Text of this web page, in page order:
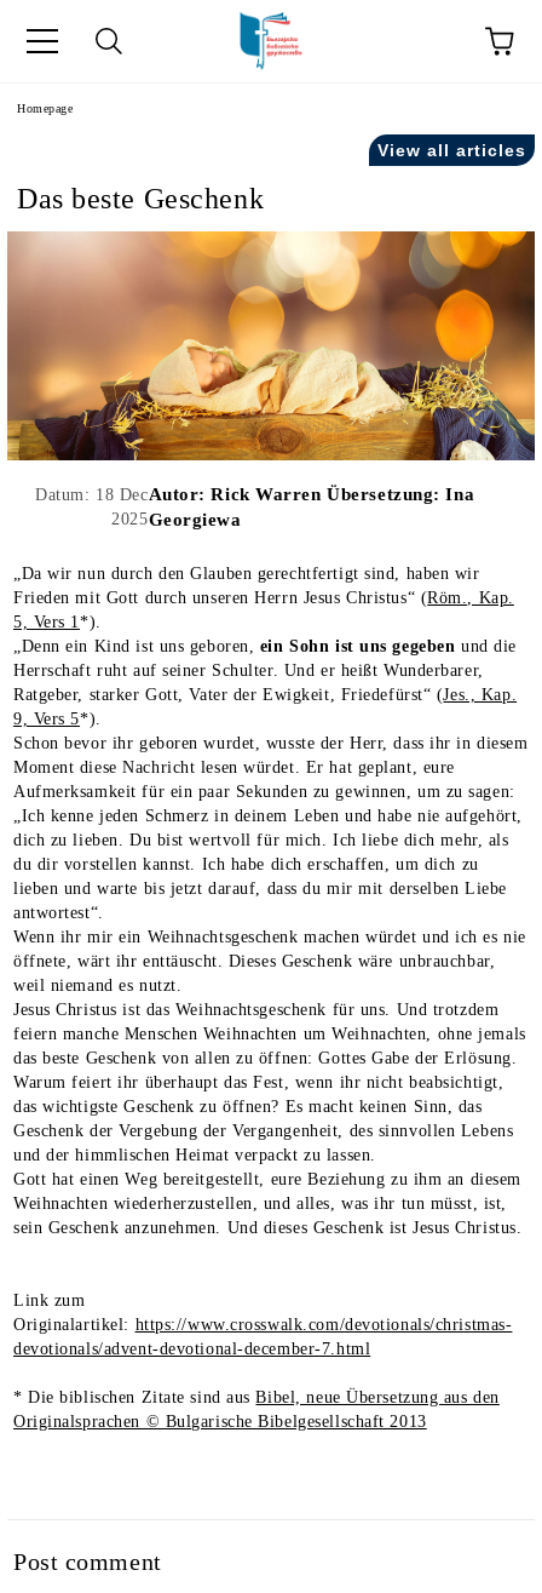
Homepage
View all articles
Das beste Geschenk
Datum: 18 Dec
2025
Autor: Rick Warren Übersetzung: Ina
Georgiewa
„Da wir nun durch den Glauben gerechtfertigt sind, haben wir
Frieden mit Gott durch unseren Herrn Jesus Christus“ (Röm., Kap.
5, Vers 1*).
„Denn ein Kind ist uns geboren, ein Sohn ist uns gegeben und die
Herrschaft ruht auf seiner Schulter. Und er heißt Wunderbarer,
Ratgeber, starker Gott, Vater der Ewigkeit, Friedefürst“ (Jes., Kap.
9, Vers 5*).
Schon bevor ihr geboren wurdet, wusste der Herr, dass ihr in diesem
Moment diese Nachricht lesen würdet. Er hat geplant, eure
Aufmerksamkeit für ein paar Sekunden zu gewinnen, um zu sagen:
„Ich kenne jeden Schmerz in deinem Leben und habe nie aufgehört,
dich zu lieben. Du bist wertvoll für mich. Ich liebe dich mehr, als
du dir vorstellen kannst. Ich habe dich erschaffen, um dich zu
lieben und warte bis jetzt darauf, dass du mir mit derselben Liebe
antwortest“.
Wenn ihr mir ein Weihnachtsgeschenk machen würdet und ich es nie
öffnete, wärt ihr enttäuscht. Dieses Geschenk wäre unbrauchbar,
weil niemand es nutzt.
Jesus Christus ist das Weihnachtsgeschenk für uns. Und trotzdem
feiern manche Menschen Weihnachten um Weihnachten, ohne jemals
das beste Geschenk von allen zu öffnen: Gottes Gabe der Erlösung.
Warum feiert ihr überhaupt das Fest, wenn ihr nicht beabsichtigt,
das wichtigste Geschenk zu öffnen? Es macht keinen Sinn, das
Geschenk der Vergebung der Vergangenheit, des sinnvollen Lebens
und der himmlischen Heimat verpackt zu lassen.
Gott hat einen Weg bereitgestellt, eure Beziehung zu ihm an diesem
Weihnachten wiederherzustellen, und alles, was ihr tun müsst, ist,
sein Geschenk anzunehmen. Und dieses Geschenk ist Jesus Christus.
Link zum
Originalartikel: https://www.crosswalk.com/devotionals/christmas-
devotionals/advent-devotional-december-7.html
* Die biblischen Zitate sind ausBibel, neue Übersetzung aus den
Originalsprachen © Bulgarische Bibelgesellschaft 2013
Post comment